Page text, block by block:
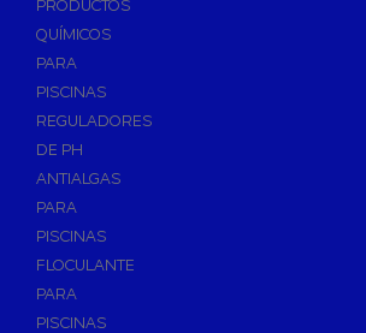
PRODUCTOS
QUÍMICOS
PARA
PISCINAS
REGULADORES
DE PH
ANTIALGAS
PARA
PISCINAS
FLOCULANTE
PARA
PISCINAS